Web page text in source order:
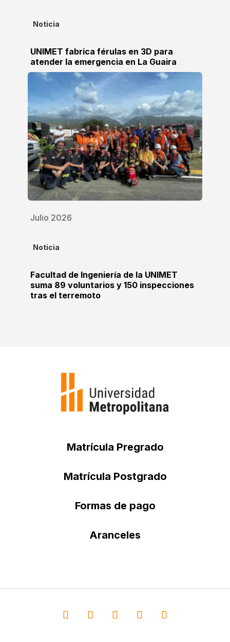
Noticia
UNIMET fabrica férulas en 3D para
atender la emergencia en La Guaira
Julio 2026
Noticia
Facultad de Ingeniería de la UNIMET
suma 89 voluntarios y 150 inspecciones
tras el terremoto
Matrícula Pregrado
Matrícula Postgrado
Formas de pago
Aranceles